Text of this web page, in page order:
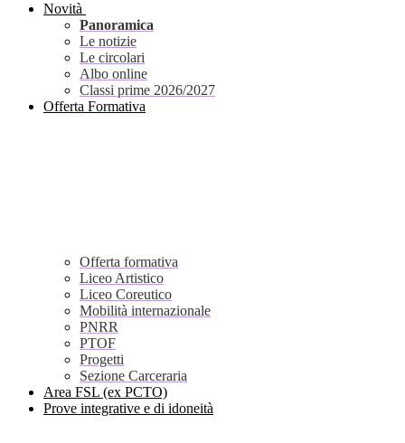
Novità
Panoramica
Le notizie
Le circolari
Albo online
Classi prime 2026/2027
Offerta Formativa
Offerta formativa
Liceo Artistico
Liceo Coreutico
Mobilità internazionale
PNRR
PTOF
Progetti
Sezione Carceraria
Area FSL (ex PCTO)
Prove integrative e di idoneità